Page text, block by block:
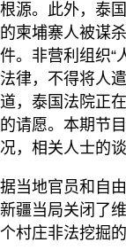
根源。此外，泰
的柬埔寨人被谋
件。非营利组织“
法律，不得将人
道，泰国法院正
的请愿。本期节
况，相关人士的
据当地官员和自
新疆当局关闭了
个村庄非法挖掘的